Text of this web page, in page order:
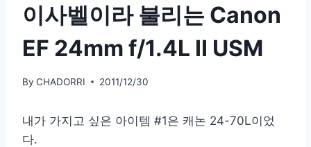
이사벨이라 불리는 Canon
EF 24mm f/1.4L II USM
By CHADORRI 2011/12/30
내가 가지고 싶은 아이템 #1은 캐논 24-70L이었
다.